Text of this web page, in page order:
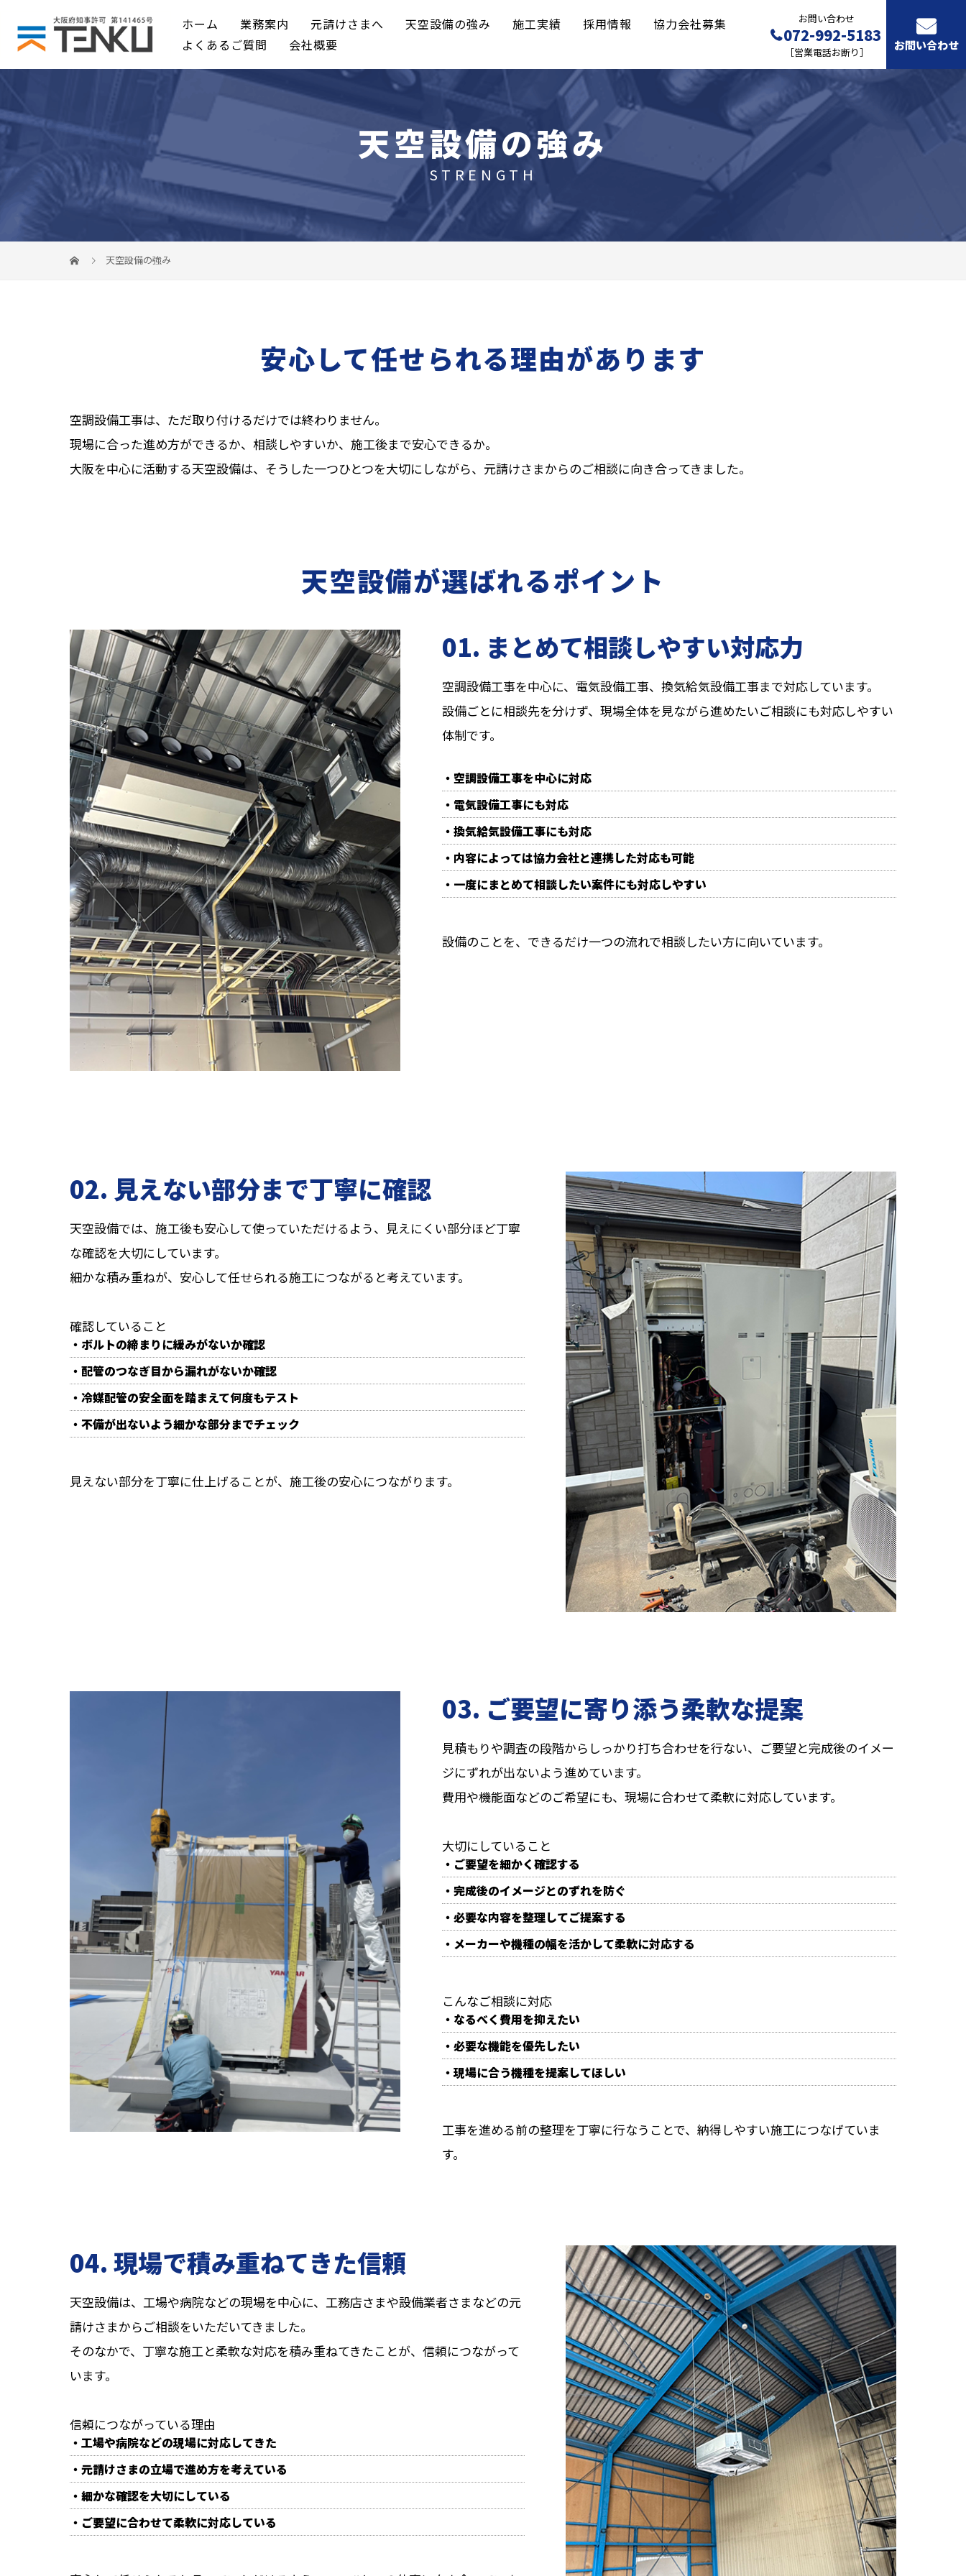
ホーム 業務案内 元請けさまへ 天空設備の強み 施工実績 採用情報
協力会社募集
よくあるご質問
会社概要
お問い合わせ
072-992-5183
［営業電話お断り］ お問い合わせ
天空設備の強み
STRENGTH
天空設備の強み
安心して任せられる理由があります
空調設備工事は、ただ取り付けるだけでは終わりません。
現場に合った進め方ができるか、相談しやすいか、施工後まで安心できるか。
大阪を中心に活動する天空設備は、そうした一つひとつを大切にしながら、元請けさまからのご相談に向き合ってきました。
天空設備が選ばれるポイント
01. まとめて相談しやすい対応力
空調設備工事を中心に、電気設備工事、換気給気設備工事まで対応しています。
設備ごとに相談先を分けず、現場全体を見ながら進めたいご相談にも対応しやすい
体制です。
・空調設備工事を中心に対応
・電気設備工事にも対応
・換気給気設備工事にも対応
・内容によっては協力会社と連携した対応も可能
・一度にまとめて相談したい案件にも対応しやすい
設備のことを、できるだけ一つの流れで相談したい方に向いています。
02. 見えない部分まで丁寧に確認
天空設備では、施工後も安心して使っていただけるよう、見えにくい部分ほど丁寧
な確認を大切にしています。
細かな積み重ねが、安心して任せられる施工につながると考えています。
確認していること
・ボルトの締まりに緩みがないか確認
・配管のつなぎ目から漏れがないか確認
・冷媒配管の安全面を踏まえて何度もテスト
・不備が出ないよう細かな部分までチェック
見えない部分を丁寧に仕上げることが、施工後の安心につながります。
03. ご要望に寄り添う柔軟な提案
見積もりや調査の段階からしっかり打ち合わせを行ない、ご要望と完成後のイメー
ジにずれが出ないよう進めています。
費用や機能面などのご希望にも、現場に合わせて柔軟に対応しています。
大切にしていること
・ご要望を細かく確認する
・完成後のイメージとのずれを防ぐ
・必要な内容を整理してご提案する
・メーカーや機種の幅を活かして柔軟に対応する
こんなご相談に対応
・なるべく費用を抑えたい
・必要な機能を優先したい
・現場に合う機種を提案してほしい
工事を進める前の整理を丁寧に行なうことで、納得しやすい施工につなげていま
す。
04. 現場で積み重ねてきた信頼
天空設備は、工場や病院などの現場を中心に、工務店さまや設備業者さまなどの元
請けさまからご相談をいただいてきました。
そのなかで、丁寧な施工と柔軟な対応を積み重ねてきたことが、信頼につながって
います。
信頼につながっている理由
・工場や病院などの現場に対応してきた
・元請けさまの立場で進め方を考えている
・細かな確認を大切にしている
・ご要望に合わせて柔軟に対応している